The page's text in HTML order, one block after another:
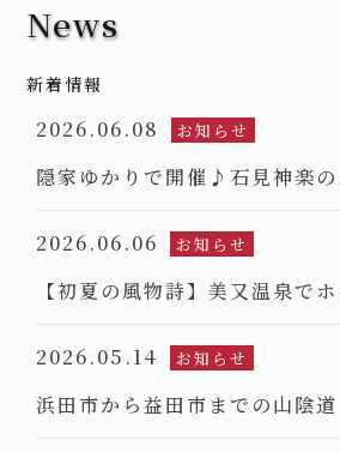
News
新着情報
2026.06.08 お知らせ
隠家ゆかりで開催♪石見神楽
2026.06.06 お知らせ
【初夏の風物詩】美又温泉で
2026.05.14 お知らせ
浜田市から益田市までの山陰